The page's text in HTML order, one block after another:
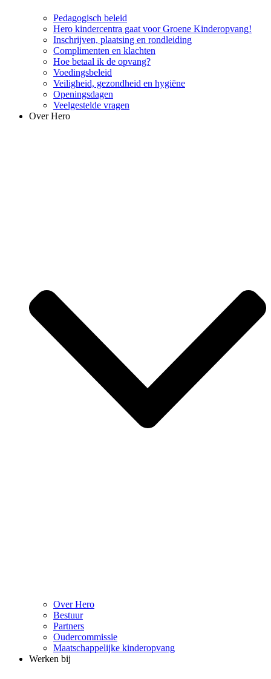
Pedagogisch beleid
Hero kindercentra gaat voor Groene Kinderopvang!
Inschrijven, plaatsing en rondleiding
Complimenten en klachten
Hoe betaal ik de opvang?
Voedingsbeleid
Veiligheid, gezondheid en hygiëne
Openingsdagen
Veelgestelde vragen
Over Hero
Over Hero
Bestuur
Partners
Oudercommissie
Maatschappelijke kinderopvang
Werken bij